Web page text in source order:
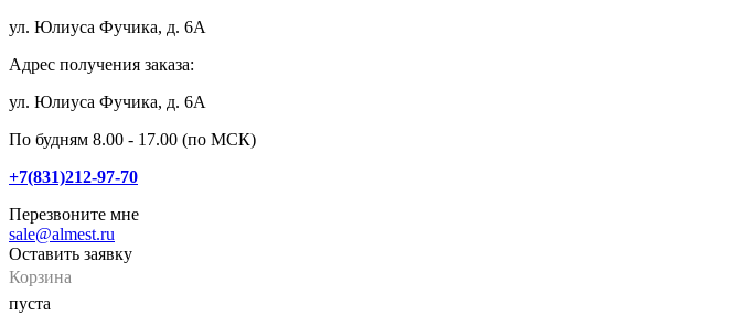
ул. Юлиуса Фучика, д. 6А
Адрес получения заказа:
ул. Юлиуса Фучика, д. 6А
По будням 8.00 - 17.00 (по МСК)
+7(831)212-97-70
Перезвоните мне
sale@almest.ru
Оставить заявку
Корзина
пуста